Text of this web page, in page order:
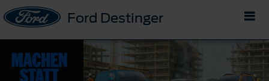
Ford Destinger